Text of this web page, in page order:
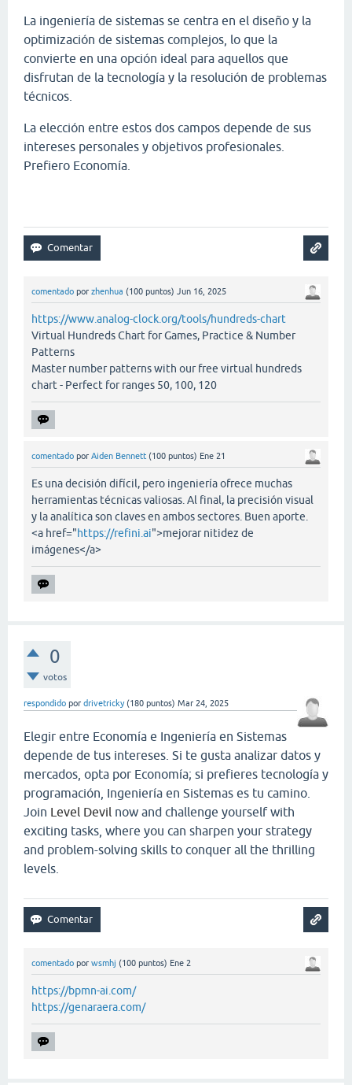
La ingeniería de sistemas se centra en el diseño y la
optimización de sistemas complejos, lo que la
convierte en una opción ideal para aquellos que
disfrutan de la tecnología y la resolución de problemas
técnicos.
La elección entre estos dos campos depende de sus
intereses personales y objetivos profesionales.
Prefiero Economía.
comentado por zhenhua (100 puntos) Jun 16, 2025
https://www.analog-clock.org/tools/hundreds-chart
Virtual Hundreds Chart for Games, Practice & Number
Patterns
Master number patterns with our free virtual hundreds
chart - Perfect for ranges 50, 100, 120
comentado por Aiden Bennett (100 puntos) Ene 21
Es una decisión difícil, pero ingeniería ofrece muchas
herramientas técnicas valiosas. Al final, la precisión visual
y la analítica son claves en ambos sectores. Buen aporte.
<a href="https://refini.ai">mejorar nitidez de
imágenes</a>
0
votos
respondido por drivetricky (180 puntos) Mar 24, 2025
Elegir entre Economía e Ingeniería en Sistemas
depende de tus intereses. Si te gusta analizar datos y
mercados, opta por Economía; si prefieres tecnología y
programación, Ingeniería en Sistemas es tu camino.
Join Level Devil now and challenge yourself with
exciting tasks, where you can sharpen your strategy
and problem-solving skills to conquer all the thrilling
levels.
comentado por wsmhj (100 puntos) Ene 2
https://bpmn-ai.com/
https://genaraera.com/